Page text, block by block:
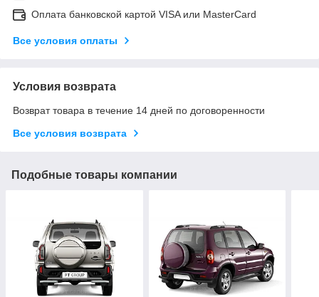
Оплата банковской картой VISA или MasterCard
Все условия оплаты
Условия возврата
Возврат товара в течение 14 дней по договоренности
Все условия возврата
Подобные товары компании